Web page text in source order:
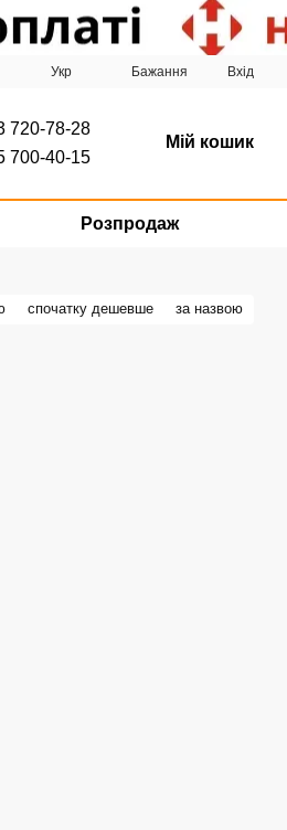
Укр Бажання Вхід
720-78-28
700-40-15
Мій кошик
Розпродаж
спочатку дешевше за назвою